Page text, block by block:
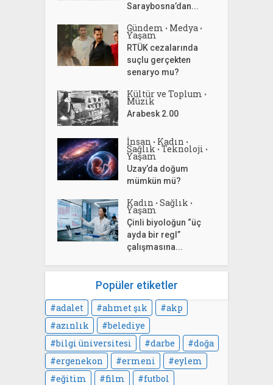
Saraybosna’dan...
Gündem • Medya •
Yaşam
RTÜK cezalarında
suçlu gerçekten
senaryo mu?
Kültür ve Toplum •
Müzik
Arabesk 2.00
İnsan • Kadın •
Sağlık • Teknoloji •
Yaşam
Uzay’da doğum
mümkün mü?
Kadın • Sağlık •
Yaşam
Çinli biyoloğun “üç
ayda bir regl”
çalışmasına...
Popüler etiketler
adalet ahmet şık
akp
azınlık
belediye
bilgi üniversitesi
darbe
doğa
ergenekon
ermeni
eylem
eğitim
film
futbol